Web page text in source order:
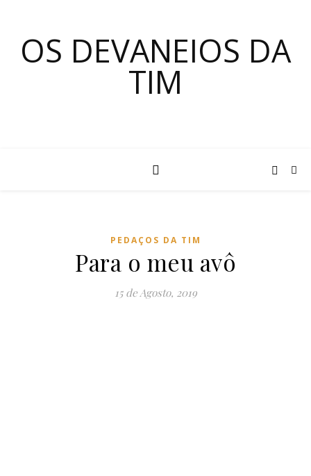
OS DEVANEIOS DA
TIM
PEDAÇOS DA TIM
Para o meu avô
15 de Agosto, 2019